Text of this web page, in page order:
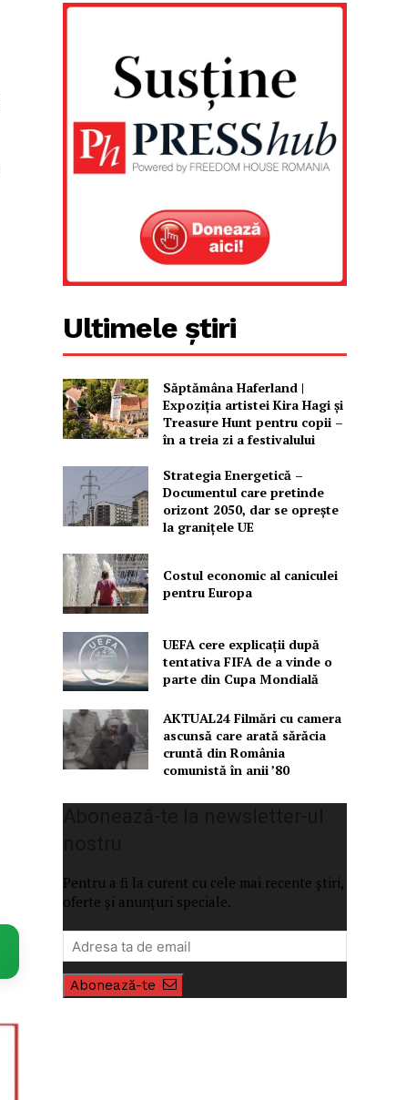
Ultimele știri
Săptămâna Haferland |
Expoziţia artistei Kira Hagi şi
Treasure Hunt pentru copii –
în a treia zi a festivalului
Strategia Energetică –
Documentul care pretinde
orizont 2050, dar se oprește
la granițele UE
Costul economic al caniculei
pentru Europa
UEFA cere explicații după
tentativa FIFA de a vinde o
parte din Cupa Mondială
AKTUAL24 Filmări cu camera
ascunsă care arată sărăcia
cruntă din România
comunistă în anii ’80
Pentru a fi la curent cu cele mai recente știri,
oferte și anunțuri speciale.
Abonează-te